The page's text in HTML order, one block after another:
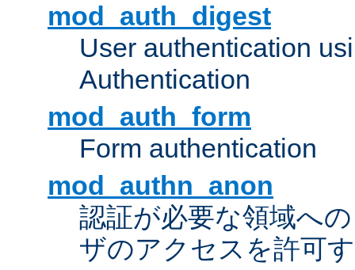
mod_auth_digest
User authentication
Authentication
mod_auth_form
Form authentication
mod_authn_anon
認証が必要な領域へ
ザのアクセスを許可